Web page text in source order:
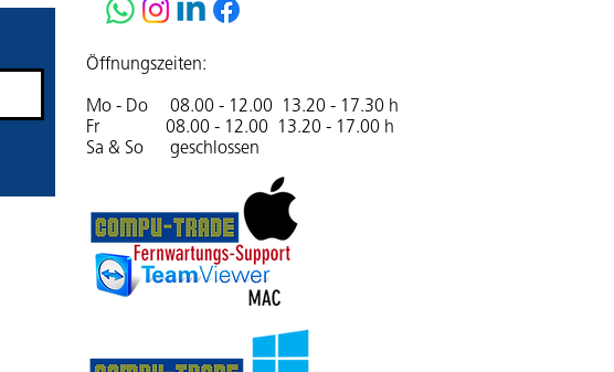
Öffnungszeiten:
Mo - Do 08.00 - 12.00 13.20 - 17.30 h
Fr 08.00 - 12.00 13.20 - 17.00 h
Sa & So geschlossen